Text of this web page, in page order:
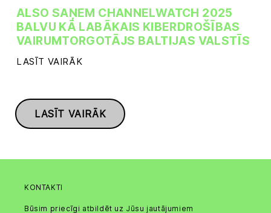
ALSO SAŅEM CHANNELWATCH 2025
BALVU KĀ LABĀKAIS KIBERDROŠĪBAS
VAIRUMTORGOTĀJS BALTIJAS VALSTĪS
LASĪT VAIRĀK
LASĪT VAIRĀK
KONTAKTI
Būsim priecīgi atbildēt uz Jūsu jautājumiem